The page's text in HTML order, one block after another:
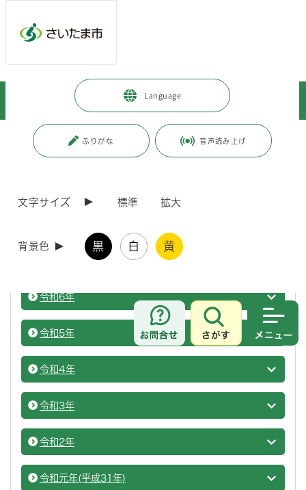
Language
ふりがな 音声読み上げ
文字サイズ 標準 拡大
背景色 黒 白 黄
お問合せ
さがす
市政情報 政策・財政 > 市政について
市議会定例会・臨時会 市長提出議案
ページ番号：J005850
令和6年
市議会
令和5年
市議会
令和4年
市議会
令和3年
市議会
令和2年
市議会
令和元年(平成31年)
市議会